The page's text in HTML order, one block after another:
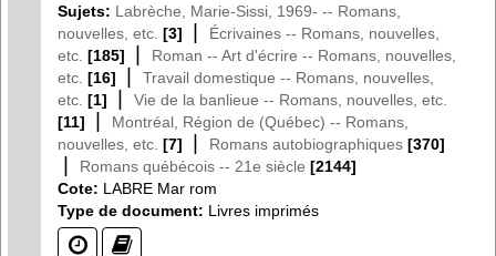
Sujets: Labrèche, Marie-Sissi, 1969- -- Romans,
nouvelles, etc. [3] |
Écrivaines -- Romans, nouvelles,
etc. [185] |
Roman -- Art d'écrire -- Romans, nouvelles,
etc. [16] |
Travail domestique -- Romans, nouvelles,
etc. [1] |
Vie de la banlieue -- Romans, nouvelles, etc.
[11]
|
Montréal, Région de (Québec) -- Romans,
nouvelles, etc. [7] | Romans autobiographiques [370]
| Romans québécois -- 21e siècle [2144]
Cote: LABRE Mar rom
Type de document: Livres imprimés
(?) (?)